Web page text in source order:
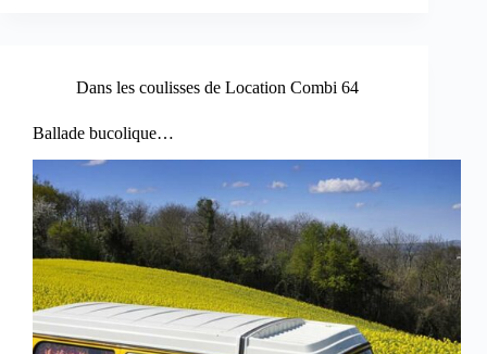
Dans les coulisses de Location Combi 64
Ballade bucolique…